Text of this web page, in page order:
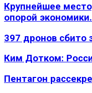
Крупнейшее
опорой
397 дронов сбито
Ким Дотком:
Пентагон